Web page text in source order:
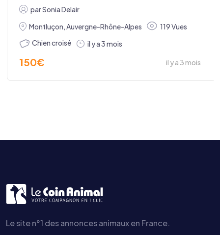
parSonia Delair
Montluçon,Auvergne-Rhône-Alpes
119 Vues
Chien croisé
il y a 3 mois
150€ il y a 3 mois
Le site n°1 des annonces animaux en France.